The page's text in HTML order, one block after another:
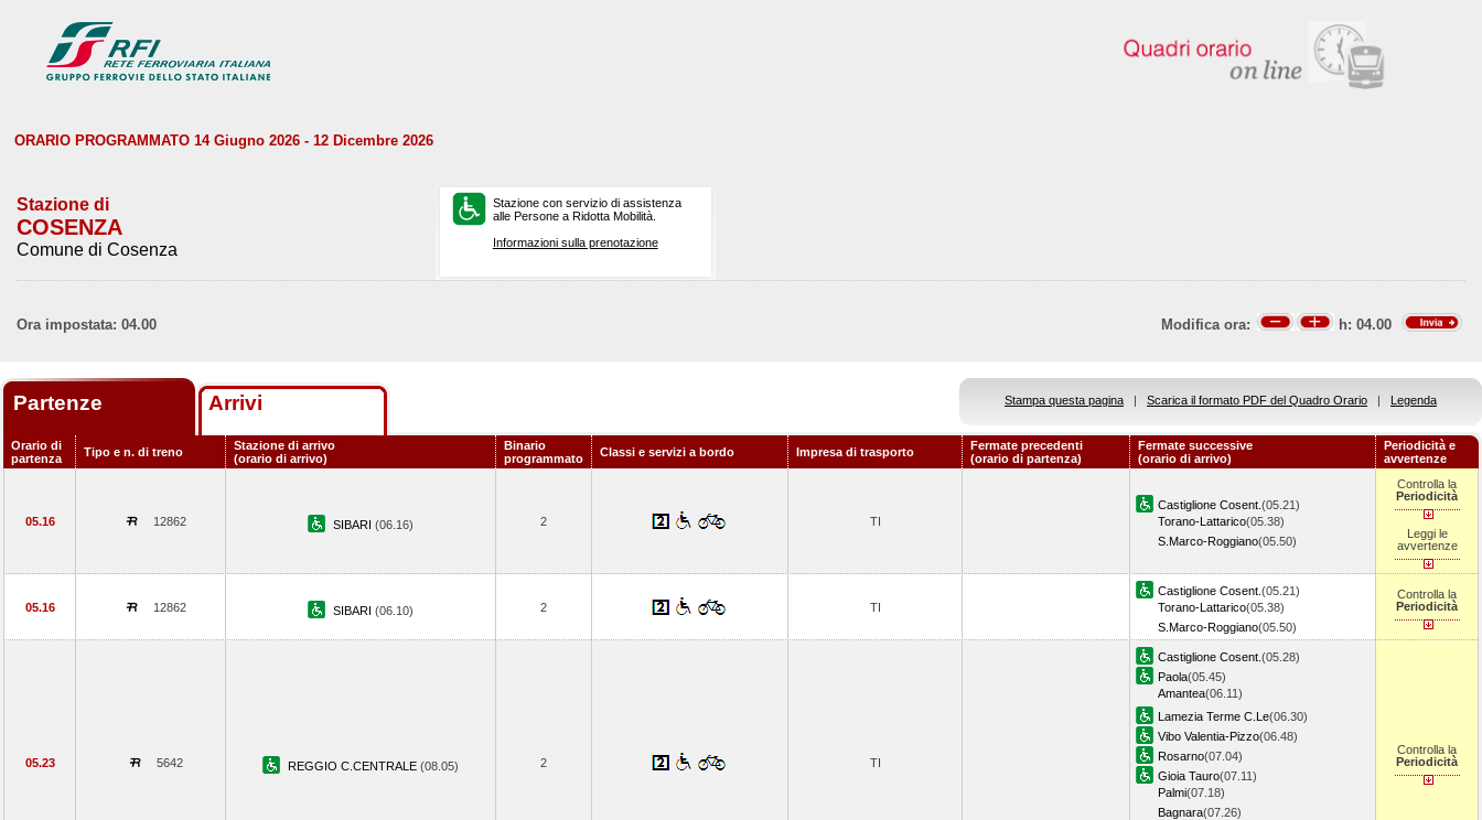
ORARIO PROGRAMMATO 14 Giugno 2026 - 12 Dicembre 2026
Stazione di
COSENZA
Comune di Cosenza
Stazione con servizio di assistenza
alle Persone a Ridotta Mobilità.
Informazioni sulla prenotazione
Ora impostata: 04.00 Modifica ora: h: 04.00
Partenze Arrivi Stampa questa pagina | Scarica il formato PDF del Quadro Orario | Legenda
Orario di
partenza
Tipo e n. di treno
Stazione di arrivo
(orario di arrivo)
Binario
programmato
Classi e servizi a bordo Impresa di trasporto
Fermate precedenti
(orario di partenza)
Fermate successive
(orario di arrivo)
Periodicità e
avvertenze
05.16 12862 SIBARI (06.16) 2 TI
Castiglione Cosent. (05.21)
Torano-Lattarico(05.38)
S.Marco-Roggiano(05.50)
Controlla la
Periodicità
Leggi le
avvertenze
05.16 12862 SIBARI (06.10) 2 TI
Castiglione Cosent. (05.21)
Torano-Lattarico(05.38)
S.Marco-Roggiano(05.50)
Controlla la
Periodicità
05.23 5642 REGGIO C.CENTRALE (08.05) 2 TI
Castiglione Cosent. (05.28)
Paola(05.45)
Amantea(06.11)
Lamezia Terme C.Le(06.30)
Vibo Valentia-Pizzo(06.48)
Rosarno(07.04)
Gioia Tauro(07.11)
Palmi(07.18)
Bagnara(07.26)
Controlla la
Periodicità